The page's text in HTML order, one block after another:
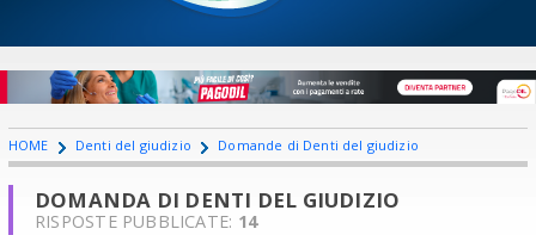
HOME Denti del giudizio Domande di Denti del giudizio
DOMANDA DI DENTI DEL GIUDIZIO
RISPOSTE PUBBLICATE: 14